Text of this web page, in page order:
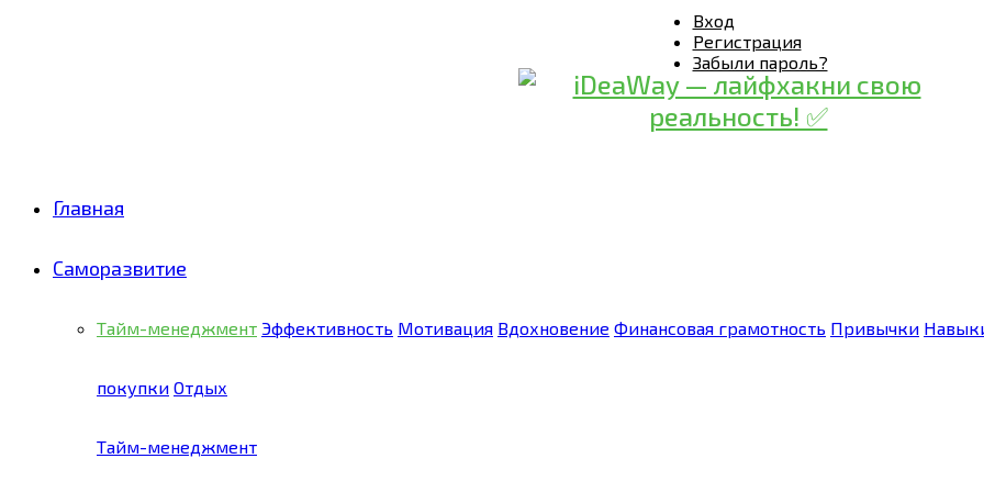
Вход
Регистрация
Забыли пароль?
Главная
Саморазвитие
Тайм-менеджмент Эффективность Мотивация Вдохновение Финансовая грамотность Привычки
покупки Отдых
Тайм-менеджмент